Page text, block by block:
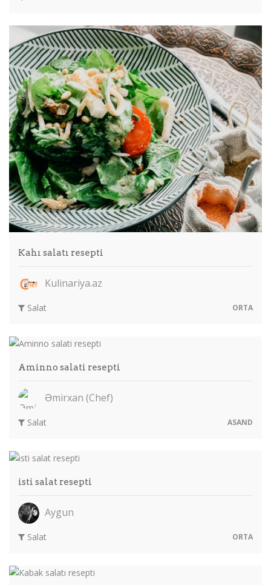
Kahı salatı resepti
Kulinariya.az
Salat ORTA
Aminno salati resepti
Əmirxan (Chef)
Salat ASAND
isti salat resepti
Aygun
Salat ORTA